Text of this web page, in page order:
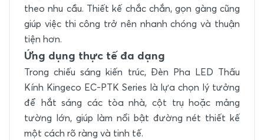
theo nhu cầu. Thiết kế chắc chắn, gọn gàng cũng
giúp việc thi công trở nên nhanh chóng và thuận
tiện hơn.
Ứng dụng thực tế đa dạng
Trong chiếu sáng kiến trúc, Đèn Pha LED Thấu
Kính Kingeco EC-PTK Series là lựa chọn lý tưởng
để hắt sáng các tòa nhà, cột trụ hoặc mảng
tường lớn, giúp làm nổi bật đường nét thiết kế
một cách rõ ràng và tinh tế.